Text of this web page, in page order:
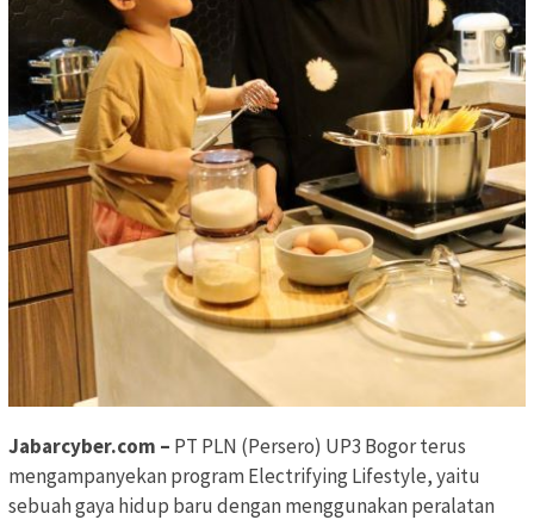
Jabarcyber.com – PT PLN (Persero) UP3 Bogor terus
mengampanyekan program Electrifying Lifestyle, yaitu
sebuah gaya hidup baru dengan menggunakan peralatan